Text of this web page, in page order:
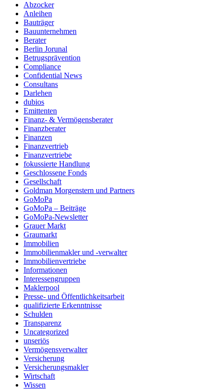
Abzocker
Anleihen
Bauträger
Bauunternehmen
Berater
Berlin Jorunal
Betrugsprävention
Compliance
Confidential News
Consultans
Darlehen
dubios
Emittenten
Finanz- & Vermögensberater
Finanzberater
Finanzen
Finanzvertrieb
Finanzvertriebe
fokussierte Handlung
Geschlossene Fonds
Gesellschaft
Goldman Morgenstern und Partners
GoMoPa
GoMoPa – Beiträge
GoMoPa-Newsletter
Grauer Markt
Graumarkt
Immobilien
Immobilienmakler und -verwalter
Immobilienvertriebe
Informationen
Interessengruppen
Maklerpool
Presse- und Öffentlichkeitsarbeit
qualifizierte Erkenntnisse
Schulden
Transparenz
Uncategorized
unseriös
Vermögensverwalter
Versicherung
Versicherungsmakler
Wirtschaft
Wissen